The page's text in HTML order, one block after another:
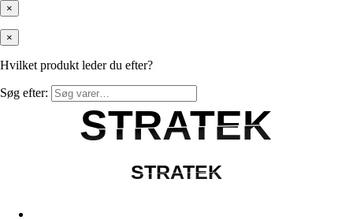
×
×
Hvilket produkt leder du efter?
Søg efter:
STRATEK
STRATEK
STRATEK
STRATEK